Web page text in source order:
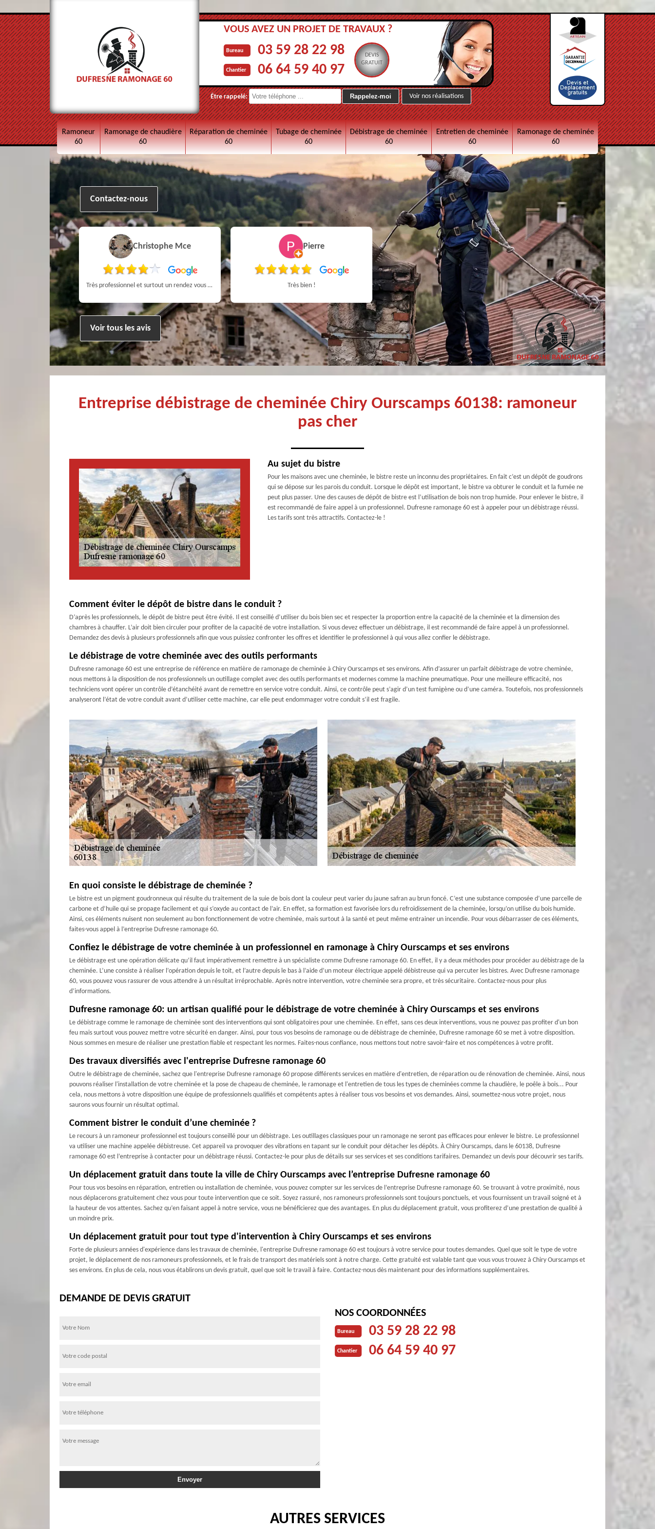
VOUS AVEZ UN PROJET DE TRAVAUX ?
Bureau 03 59 28 22 98
Chantier 06 64 59 40 97
DEVIS
GRATUIT
Être rappelé: Voir nos réalisations
Ramoneur
60
Ramonage de chaudière
60
Réparation de cheminée
60
Tubage de cheminée
60
Débistrage de cheminée
60
Entretien de cheminée
60
Ramonage de cheminée
60
Contactez-nous
personne sympathique efficace expliquant la démarche de son travail pour un résultat de qualité . A recommander
Christophe Mce
Très professionnel et surtout un rendez vous rapide pour un ramonage efficace
Pierre
Très bien !
sylvain bury
Très bon Professionnel Recommandé
philippe poivet
Très professionnel et fort
Voir tous les avis
Entreprise débistrage de cheminée Chiry Ourscamps 60138: ramoneur
pas cher
Au sujet du bistre
Pour les maisons avec une cheminée, le bistre reste un inconnu des propriétaires. En fait c’est un dépôt de goudrons
qui se dépose sur les parois du conduit. Lorsque le dépôt est important, le bistre va obturer le conduit et la fumée ne
peut plus passer. Une des causes de dépôt de bistre est l’utilisation de bois non trop humide. Pour enlever le bistre, il
est recommandé de faire appel à un professionnel. Dufresne ramonage 60 est à appeler pour un débistrage réussi.
Les tarifs sont très attractifs. Contactez-le !
Comment éviter le dépôt de bistre dans le conduit ?
D’après les professionnels, le dépôt de bistre peut être évité. Il est conseillé d’utiliser du bois bien sec et respecter la proportion entre la capacité de la cheminée et la dimension des
chambres à chauffer. L’air doit bien circuler pour profiter de la capacité de votre installation. Si vous devez effectuer un débistrage, il est recommandé de faire appel à un professionnel.
Demandez des devis à plusieurs professionnels afin que vous puissiez confronter les offres et identifier le professionnel à qui vous allez confier le débistrage.
Le débistrage de votre cheminée avec des outils performants
Dufresne ramonage 60 est une entreprise de référence en matière de ramonage de cheminée à Chiry Ourscamps et ses environs. Afin d’assurer un parfait débistrage de votre cheminée,
nous mettons à la disposition de nos professionnels un outillage complet avec des outils performants et modernes comme la machine pneumatique. Pour une meilleure efficacité, nos
techniciens vont opérer un contrôle d’étanchéité avant de remettre en service votre conduit. Ainsi, ce contrôle peut s’agir d’un test fumigène ou d’une caméra. Toutefois, nos professionnels
analyseront l’état de votre conduit avant d’utiliser cette machine, car elle peut endommager votre conduit s’il est fragile.
En quoi consiste le débistrage de cheminée ?
Le bistre est un pigment goudronneux qui résulte du traitement de la suie de bois dont la couleur peut varier du jaune safran au brun foncé. C’est une substance composée d’une parcelle de
carbone et d’huile qui se propage facilement et qui s’oxyde au contact de l’air. En effet, sa formation est favorisée lors du refroidissement de la cheminée, lorsqu’on utilise du bois humide.
Ainsi, ces éléments nuisent non seulement au bon fonctionnement de votre cheminée, mais surtout à la santé et peut même entrainer un incendie. Pour vous débarrasser de ces éléments,
faites-vous appel à l’entreprise Dufresne ramonage 60.
Confiez le débistrage de votre cheminée à un professionnel en ramonage à Chiry Ourscamps et ses environs
Le débistrage est une opération délicate qu’il faut impérativement remettre à un spécialiste comme Dufresne ramonage 60. En effet, il y a deux méthodes pour procéder au débistrage de la
cheminée. L’une consiste à réaliser l’opération depuis le toit, et l’autre depuis le bas à l’aide d’un moteur électrique appelé débistreuse qui va percuter les bistres. Avec Dufresne ramonage
60, vous pouvez vous rassurer de vous attendre à un résultat irréprochable. Après notre intervention, votre cheminée sera propre, et très sécuritaire. Contactez-nous pour plus
d’informations.
Dufresne ramonage 60: un artisan qualifié pour le débistrage de votre cheminée à Chiry Ourscamps et ses environs
Le débistrage comme le ramonage de cheminée sont des interventions qui sont obligatoires pour une cheminée. En effet, sans ces deux interventions, vous ne pouvez pas profiter d'un bon
feu mais surtout vous pouvez mettre votre sécurité en danger. Ainsi, pour tous vos besoins de ramonage ou de débistrage de cheminée, Dufresne ramonage 60 se met à votre disposition.
Nous sommes en mesure de réaliser une prestation fiable et respectant les normes. Faites-nous confiance, nous mettons tout notre savoir-faire et nos compétences à votre profit.
Des travaux diversifiés avec l'entreprise Dufresne ramonage 60
Outre le débistrage de cheminée, sachez que l'entreprise Dufresne ramonage 60 propose différents services en matière d'entretien, de réparation ou de rénovation de cheminée. Ainsi, nous
pouvons réaliser l'installation de votre cheminée et la pose de chapeau de cheminée, le ramonage et l'entretien de tous les types de cheminées comme la chaudière, le poêle à bois... Pour
cela, nous mettons à votre disposition une équipe de professionnels qualifiés et compétents aptes à réaliser tous vos besoins et vos demandes. Ainsi, soumettez-nous votre projet, nous
saurons vous fournir un résultat optimal.
Comment bistrer le conduit d’une cheminée ?
Le recours à un ramoneur professionnel est toujours conseillé pour un débistrage. Les outillages classiques pour un ramonage ne seront pas efficaces pour enlever le bistre. Le professionnel
va utiliser une machine appelée débistreuse. Cet appareil va provoquer des vibrations en tapant sur le conduit pour détacher les dépôts. À Chiry Ourscamps, dans le 60138, Dufresne
ramonage 60 est l’entreprise à contacter pour un débistrage réussi. Contactez-le pour plus de détails sur ses services et ses conditions tarifaires. Demandez un devis pour découvrir ses tarifs.
Un déplacement gratuit dans toute la ville de Chiry Ourscamps avec l’entreprise Dufresne ramonage 60
Pour tous vos besoins en réparation, entretien ou installation de cheminée, vous pouvez compter sur les services de l’entreprise Dufresne ramonage 60. Se trouvant à votre proximité, nous
nous déplacerons gratuitement chez vous pour toute intervention que ce soit. Soyez rassuré, nos ramoneurs professionnels sont toujours ponctuels, et vous fournissent un travail soigné et à
la hauteur de vos attentes. Sachez qu’en faisant appel à notre service, vous ne bénéficierez que des avantages. En plus du déplacement gratuit, vous profiterez d’une prestation de qualité à
un moindre prix.
Un déplacement gratuit pour tout type d'intervention à Chiry Ourscamps et ses environs
Forte de plusieurs années d'expérience dans les travaux de cheminée, l'entreprise Dufresne ramonage 60 est toujours à votre service pour toutes demandes. Quel que soit le type de votre
projet, le déplacement de nos ramoneurs professionnels, et le frais de transport des matériels sont à notre charge. Cette gratuité est valable tant que vous vous trouvez à Chiry Ourscamps et
ses environs. En plus de cela, nous vous établirons un devis gratuit, quel que soit le travail à faire. Contactez-nous dès maintenant pour des informations supplémentaires.
DEMANDE DE DEVIS GRATUIT
NOS COORDONNÉES
Bureau 03 59 28 22 98
Chantier 06 64 59 40 97
AUTRES SERVICES